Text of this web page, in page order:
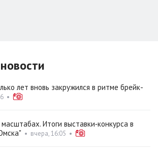
лет вновь закружился в ритме брейк-
•
Итоги выставки‑конкурса в
• вчера, 16:05 •